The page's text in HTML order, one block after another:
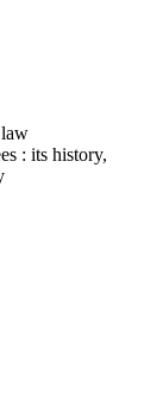
: its history,